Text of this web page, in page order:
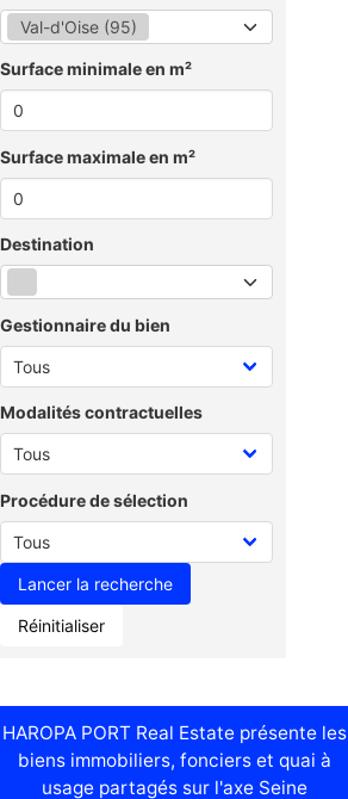
Val-d'Oise (95)
Surface minimale en m²
Surface maximale en m²
Destination
Gestionnaire du bien
Modalités contractuelles
Procédure de sélection
Réinitialiser
HAROPA PORT Real Estate présente les
biens immobiliers, fonciers et quai à
usage partagés sur l'axe Seine